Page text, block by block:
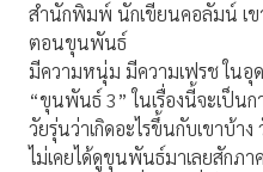
สำนักพิมพ์ นักเขียนคอลัมน์ เข
ตอนขุนพันธ์
มีความหนุ่ม มีความเฟรช ในอุ
“ขุนพันธ์ 3” ในเรื่องนี้จะเป็นก
วัยรุ่นว่าเกิดอะไรขึ้นกับเขาบ้า
ไม่เคยได้ดูขุนพันธ์มาเลยสักภา